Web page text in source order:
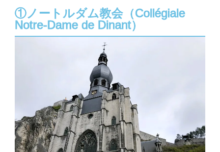
①ノートルダム教会（Collégiale
Notre-Dame de Dinant）